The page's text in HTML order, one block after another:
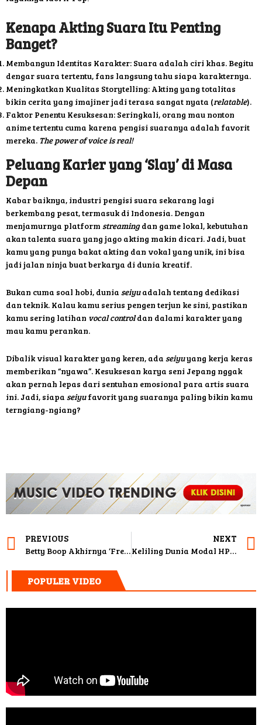
Kenapa Akting Suara Itu Penting
Banget?
Membangun Identitas Karakter: Suara adalah ciri khas. Begitu
dengar suara tertentu, fans langsung tahu siapa karakternya.
Meningkatkan Kualitas Storytelling: Akting yang totalitas
bikin cerita yang imajiner jadi terasa sangat nyata (relatable).
Faktor Penentu Kesuksesan: Seringkali, orang mau nonton
anime tertentu cuma karena pengisi suaranya adalah favorit
mereka. The power of voice is real!
Peluang Karier yang ‘Slay’ di Masa
Depan
Kabar baiknya, industri pengisi suara sekarang lagi
berkembang pesat, termasuk di Indonesia. Dengan
menjamurnya platform streamingdan game lokal, kebutuhan
akan talenta suara yang jago akting makin dicari. Jadi, buat
kamu yang punya bakat akting dan vokal yang unik, ini bisa
jadi jalan ninja buat berkarya di dunia kreatif.
Bukan cuma soal hobi, dunia seiyuadalah tentang dedikasi
dan teknik. Kalau kamu serius pengen terjun ke sini, pastikan
kamu sering latihan vocal controldan dalami karakter yang
mau kamu perankan.
Dibalik visual karakter yang keren, ada seiyuyang kerja keras
memberikan “nyawa”. Kesuksesan karya seni Jepang nggak
akan pernah lepas dari sentuhan emosional para artis suara
ini. Jadi, siapa seiyufavorit yang suaranya paling bikin kamu
terngiang-ngiang?
PREVIOUS
Betty Boop Akhirnya ‘Free’! Resmi Jadi Domain Publik di 2026
NEXT
Keliling Dunia Modal HP, Duolingo Masih Jadi Pilihan Utama Gen Z
POPULER VIDEO